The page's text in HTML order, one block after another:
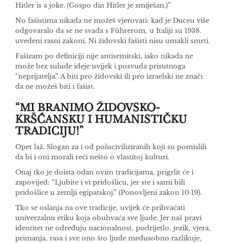
Hitler is a joke. (Gospo­ din Hitler je smiješan.)”
No fašistima nikada ne možeš vjerovati: kad je Duceu više
odgovaralo da se ne svađa s Führerom, u Italiji su 1938.
uvedeni rasni zakoni. Ni židovski fašisti nisu umakli smrti.
Fašizam po definiciji nije antisemitski, iako ni­kada ne
može bez sulude ideje uvijek i posvuda pri­sutnoga
“neprijatelja”. A biti pro­ židovski ili pro­ izraelski ne znači
da ne možeš biti i fašist.
“MI BRANIMO ŽIDOVSKO-
KRŠĆANSKU I HUMANISTIČKU
TRADICIJU!”
Opet laž. Slogan za i od poluciviliziranih koji su pomislili
da bi i oni morali reći nešto o vlastitoj kulturi.
Onaj tko je doista odan ovim tradicijama, prigrlit će i
zapovijed: “Ljubite i vi pridošlicu, jer ste i sami bili
pridošlice u zemlji egipatskoj.” (Ponovlje­ni zakon 10:19).
Tko se oslanja na ove tradicije, uvijek će prihva­ćati
univerzalnu etiku koja obuhvaća sve ljude. Jer naš pravi
identitet ne određuju nacionalnost, po­drijetlo, jezik, vjera,
primanja, rasa i sve ono što ljude međusobno razlikuje,